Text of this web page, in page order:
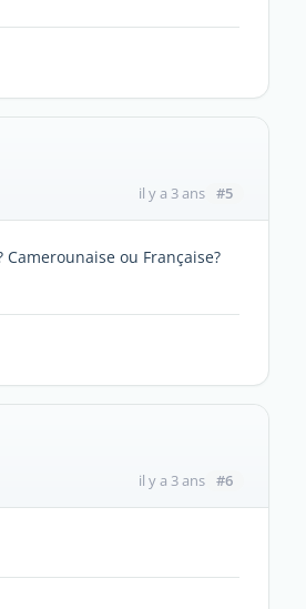
il y a 3 ans #5
ou Française?
il y a 3 ans #6